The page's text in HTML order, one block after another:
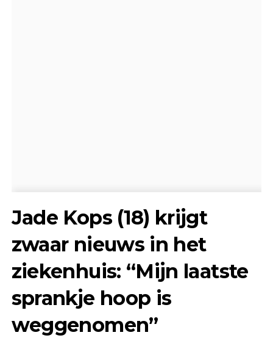
Jade Kops (18) krijgt
zwaar nieuws in het
ziekenhuis: “Mijn laatste
sprankje hoop is
weggenomen”